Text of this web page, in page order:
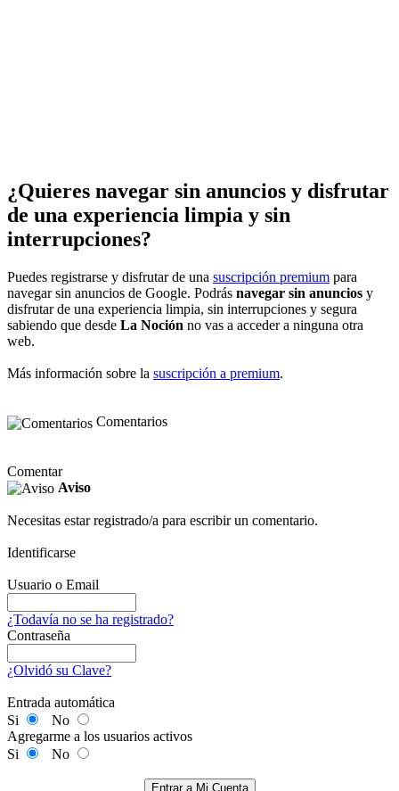
¿Quieres navegar sin anuncios y disfrutar
de una experiencia limpia y sin
interrupciones?
Puedes registrarse y disfrutar de una suscripción premium para
navegar sin anuncios de Google. Podrás navegar sin anuncios y
disfrutar de una experiencia limpia, sin interrupciones y segura
sabiendo que desde La Noción no vas a acceder a ninguna otra
web.
Más información sobre la suscripción a premium.
Comentarios
Comentar
Aviso
Necesitas estar registrado/a para escribir un comentario.
Identificarse
Usuario o Email
¿Todavía no se ha registrado?
Contraseña
¿Olvidó su Clave?
Entrada automática
Si
No
Agregarme a los usuarios activos
Si
No
Entrar a Mi Cuenta